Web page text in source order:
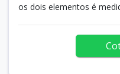
os dois elementos é